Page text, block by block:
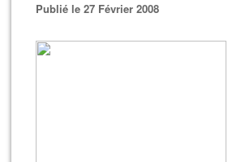
Publié le 27 Février 2008